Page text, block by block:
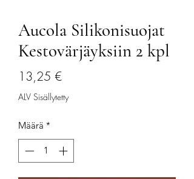
Aucola Silikonisuojat
Kestovärjäyksiin 2 kpl
13,25 €Hinta
ALV Sisällytetty
Määrä *